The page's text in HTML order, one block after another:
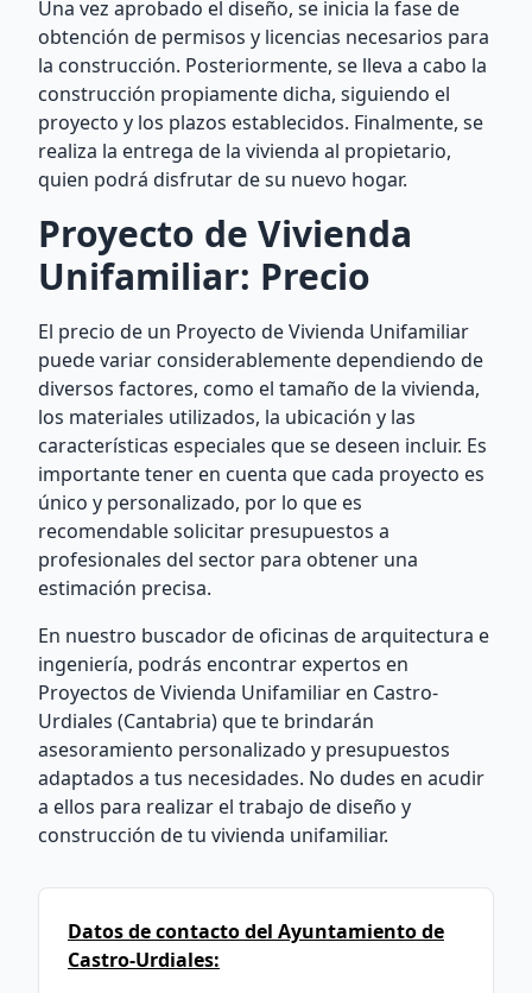
Una vez aprobado el diseño, se inicia la fase de
obtención de permisos y licencias necesarios para
la construcción. Posteriormente, se lleva a cabo la
construcción propiamente dicha, siguiendo el
proyecto y los plazos establecidos. Finalmente, se
realiza la entrega de la vivienda al propietario,
quien podrá disfrutar de su nuevo hogar.
Proyecto de Vivienda
Unifamiliar: Precio
El precio de un Proyecto de Vivienda Unifamiliar
puede variar considerablemente dependiendo de
diversos factores, como el tamaño de la vivienda,
los materiales utilizados, la ubicación y las
características especiales que se deseen incluir. Es
importante tener en cuenta que cada proyecto es
único y personalizado, por lo que es
recomendable solicitar presupuestos a
profesionales del sector para obtener una
estimación precisa.
En nuestro buscador de oficinas de arquitectura e
ingeniería, podrás encontrar expertos en
Proyectos de Vivienda Unifamiliar en Castro-
Urdiales (Cantabria) que te brindarán
asesoramiento personalizado y presupuestos
adaptados a tus necesidades. No dudes en acudir
a ellos para realizar el trabajo de diseño y
construcción de tu vivienda unifamiliar.
Datos de contacto del Ayuntamiento de
Castro-Urdiales: